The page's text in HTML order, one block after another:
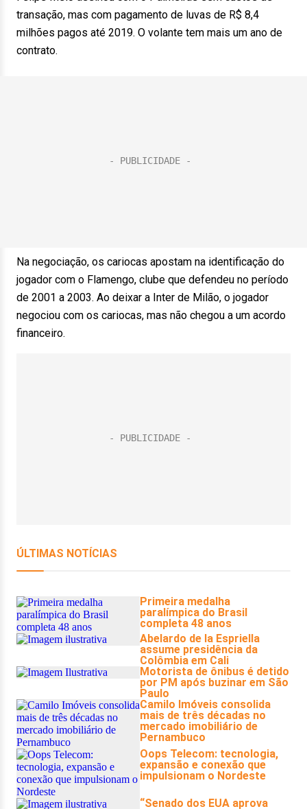
transação, mas com pagamento de luvas de R$ 8,4
milhões pagos até 2019. O volante tem mais um ano de
contrato.
Na negociação, os cariocas apostam na identificação do
jogador com o Flamengo, clube que defendeu no período
de 2001 a 2003. Ao deixar a Inter de Milão, o jogador
negociou com os cariocas, mas não chegou a um acordo
financeiro.